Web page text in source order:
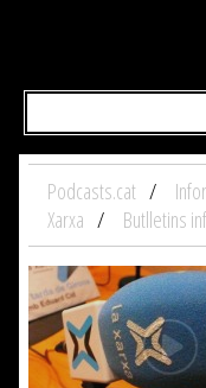
Podcasts.cat
Xarxa
Butlletins